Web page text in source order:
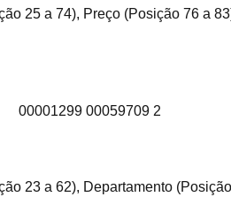
25 a 74), Preço (Posição 76 a
00001299 00059709 2
23 a 62), Departamento